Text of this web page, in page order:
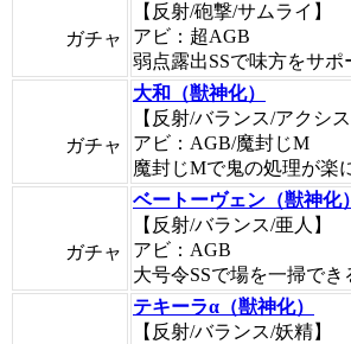
ガチャ
【反射/砲撃/サムライ】
アビ：超AGB
弱点露出SSで味方をサポ
ガチャ
大和（獣神化）
【反射/バランス/アクシス
アビ：AGB/魔封じM
魔封じMで鬼の処理が楽
ガチャ
ベートーヴェン（獣神化）
【反射/バランス/亜人】
アビ：AGB
大号令SSで場を一掃でき
テキーラα（獣神化）
【反射/バランス/妖精】